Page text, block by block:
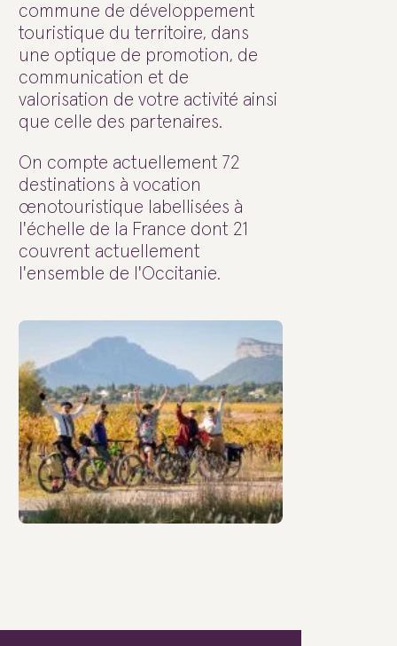
commune de développement
touristique du territoire, dans
une optique de promotion, de
communication et de
valorisation de votre activité ainsi
que celle des partenaires.
On compte actuellement 72
destinations à vocation
œnotouristique labellisées à
l'échelle de la France dont 21
couvrent actuellement
l'ensemble de l'Occitanie.